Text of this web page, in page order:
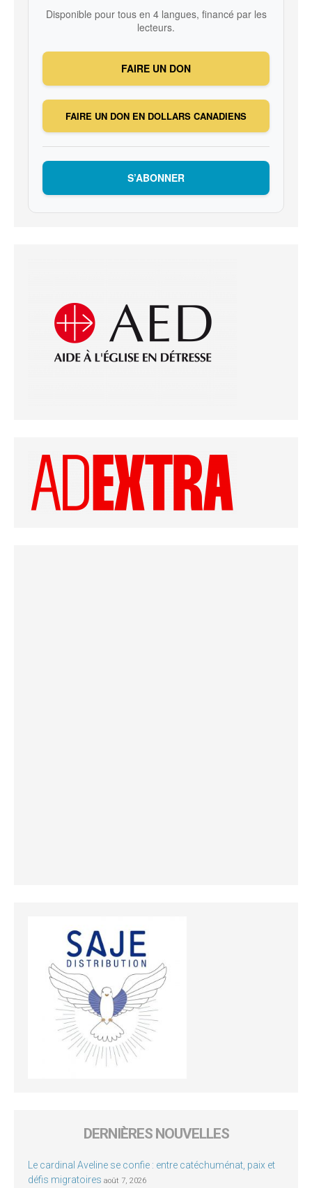
Disponible pour tous en 4 langues, financé par les
lecteurs.
FAIRE UN DON
FAIRE UN DON EN DOLLARS CANADIENS
S’ABONNER
DERNIÈRES NOUVELLES
Le cardinal Aveline se confie : entre catéchuménat, paix et
défis migratoires août 7, 2026